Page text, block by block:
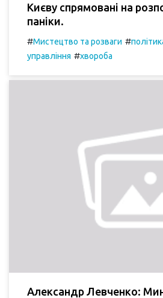
Києву спрямовані на
паніки.
#Мистецтво та розваги #
управління #хвороба
Александр Левченко: